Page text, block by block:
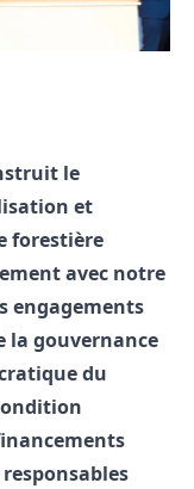
le
et
forestière
avec notre
engagements
la gouvernance
du